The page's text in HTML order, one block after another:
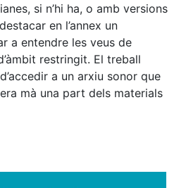
si n’hi ha, o amb versions
en l’annex un
a entendre les veus de
restringit. El treball
a un arxiu sonor que
mà una part dels materials